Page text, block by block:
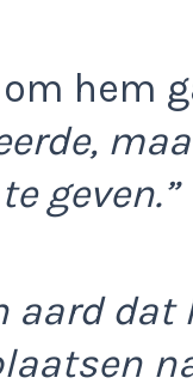
hem
geven.”
aard dat